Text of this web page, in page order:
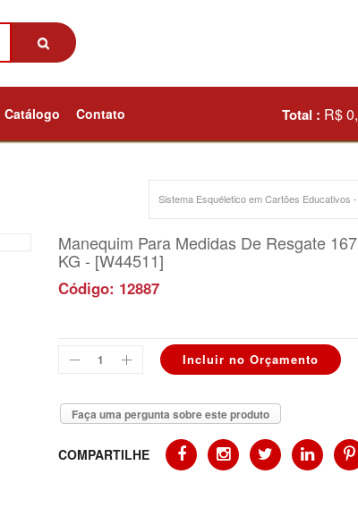
Catálogo Contato Total : R$
Sistema Esquéletico em Cartões Educativos
Manequim Para Medidas De Resgate
KG - [W44511]
Código: 12887
Faça uma pergunta sobre este produto
COMPARTILHE